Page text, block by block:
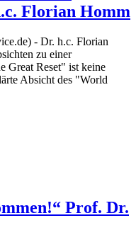
Florian Homm
- Dr. h.c. Florian
zu einer
Great Reset" ist keine
Absicht des "World
Prof. Dr.